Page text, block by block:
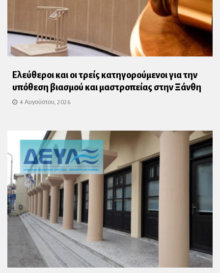
Ελεύθεροι και οι τρείς κατηγορούμενοι για την
υπόθεση βιασμού και μαστροπείας στην Ξάνθη
4 Αυγούστου, 2026